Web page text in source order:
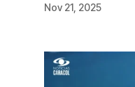
Nov 21, 2025